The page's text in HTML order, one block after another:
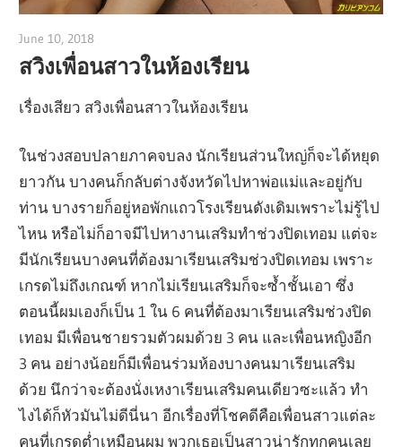
June 10, 2018
สวิงเพื่อนสาวในห้องเรียน
เรื่องเสียว สวิงเพื่อนสาวในห้องเรียน
ในช่วงสอบปลายภาคจบลง นักเรียนส่วนใหญ่ก็จะได้หยุด
ยาวกัน บางคนก็กลับต่างจังหวัดไปหาพ่อแม่และอยู่กับ
ท่าน บางรายก็อยู่หอพักแถวโรงเรียนดังเดิมเพราะไม่รู้ไป
ไหน หรือไม่ก็อาจมีไปหางานเสริมทำช่วงปิดเทอม แต่จะ
มีนักเรียนบางคนที่ต้องมาเรียนเสริมช่วงปิดเทอม เพราะ
เกรดไม่ถึงเกณฑ์ หากไม่เรียนเสริมก็จะซ้ำชั้นเอา ซึ่ง
ตอนนี้ผมเองก็เป็น 1 ใน 6 คนที่ต้องมาเรียนเสริมช่วงปิด
เทอม มีเพื่อนชายรวมตัวผมด้วย 3 คน และเพื่อนหญิงอีก
3 คน อย่างน้อยก็มีเพื่อนร่วมห้องบางคนมาเรียนเสริม
ด้วย นึกว่าจะต้องนั่งเหงาเรียนเสริมคนเดียวซะแล้ว ทำ
ไงได้ก็หัวมันไม่ดีนี่นา อีกเรื่องที่โชคดีคือเพื่อนสาวแต่ละ
คนที่เกรดต่ำเหมือนผม พวกเธอเป็นสาวน่ารักทุกคนเลย